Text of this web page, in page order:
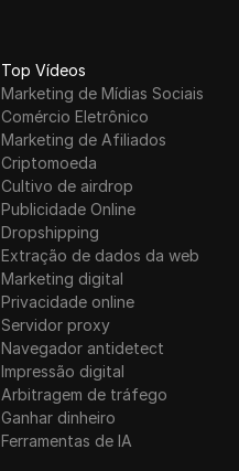
Top Vídeos
Marketing de Mídias Sociais
Comércio Eletrônico
Marketing de Afiliados
Criptomoeda
Cultivo de airdrop
Publicidade Online
Dropshipping
Extração de dados da web
Marketing digital
Privacidade online
Servidor proxy
Navegador antidetect
Impressão digital
Arbitragem de tráfego
Ganhar dinheiro
Ferramentas de IA